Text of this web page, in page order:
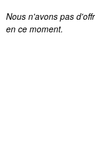
Nous n'avons pas
en ce moment.